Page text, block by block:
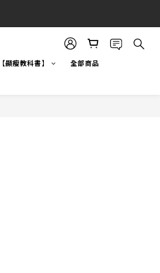
【顯瘦教科書】
全部商品